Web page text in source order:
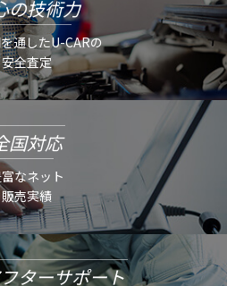
の技術力
通したU-CARの
安全査定
国対応
なネット
販売実績
ターサポート